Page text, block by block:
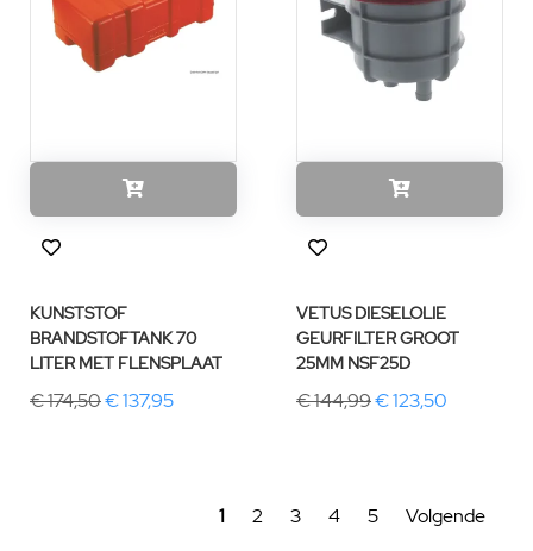
KUNSTSTOF
BRANDSTOFTANK 70
LITER MET FLENSPLAAT
€ 174,50€ 137,95
VETUS DIESELOLIE
GEURFILTER GROOT
25MM NSF25D
€ 144,99€ 123,50
1 2 3 4 5 Volgende